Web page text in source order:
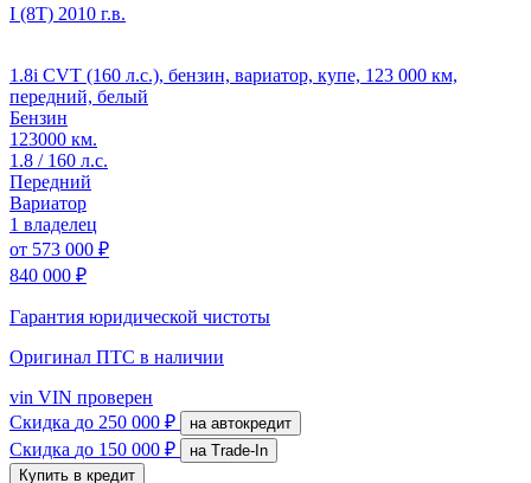
I (8T) 2010 г.в.
1.8i CVT (160 л.с.), бензин, вариатор, купе, 123 000 км,
передний, белый
Бензин
123000 км.
1.8 / 160 л.с.
Передний
Вариатор
1 владелец
от 573 000 ₽
840 000 ₽
Гарантия юридической чистоты
Оригинал ПТС в наличии
vin VIN проверен
Скидка до 250 000 ₽ на автокредит
Скидка до 150 000 ₽
на Trade-In
Купить в кредит